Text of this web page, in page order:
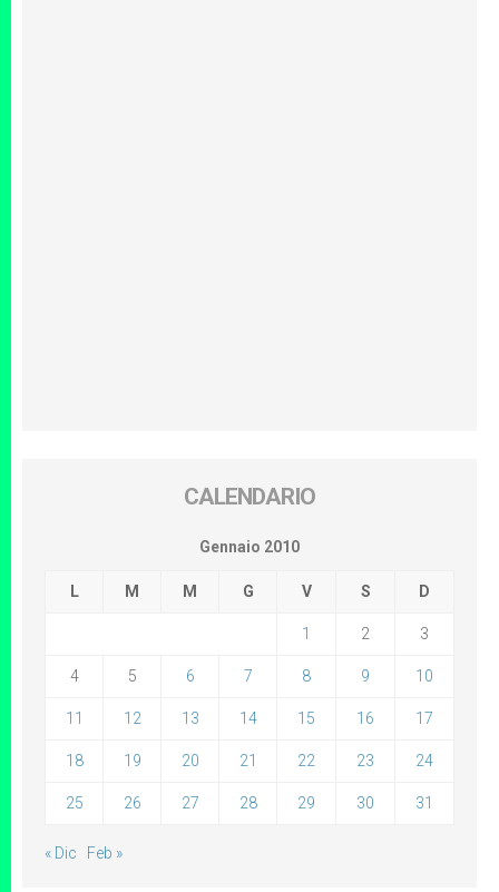
CALENDARIO
Gennaio 2010
L M M G V S D
1 2 3
4 5 6 7 8 9 10
11 12 13 14 15 16 17
18 19 20 21 22 23 24
25 26 27 28 29 30 31
« Dic Feb »